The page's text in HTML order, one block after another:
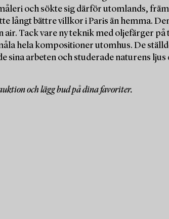
och sökte sig därför utomlands,
långt bättre villkor i Paris än hemma.
Tack vare ny teknik med oljefärger på
hela kompositioner utomhus. De
sina arbeten och studerade naturens
och lägg bud på dina favoriter.